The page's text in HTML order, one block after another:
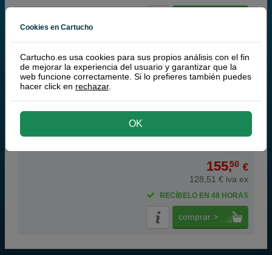
155,50 €
128,51 € iva ex
RECÍBELO EN 48 HORAS
comprar >
Cookies en Cartucho
Cartucho.es usa cookies para sus propios análisis con el fin
de mejorar la experiencia del usuario y garantizar que la
web funcione correctamente. Si lo prefieres también puedes
hacer click en rechazar.
OK